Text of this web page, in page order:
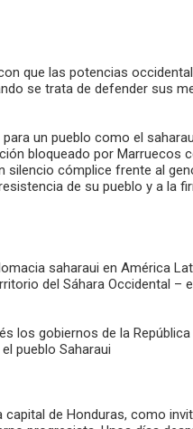
que las potencias
se trata de defender sus
un pueblo como el
bloqueado por Marruecos
silencio cómplice frente al
de su pueblo y a la
saharaui en América
del Sáhara Occidental
los gobiernos de la
pueblo Saharaui
capital de Honduras, como